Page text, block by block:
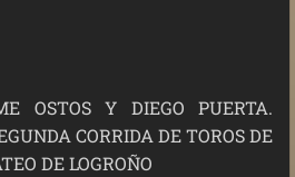
OSTOS Y DIEGO PUERTA.
CORRIDA DE TOROS DE
DE LOGROÑO